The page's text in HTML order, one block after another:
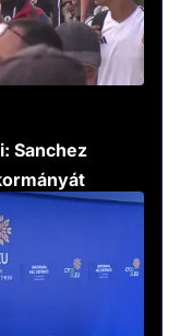
Sanchez